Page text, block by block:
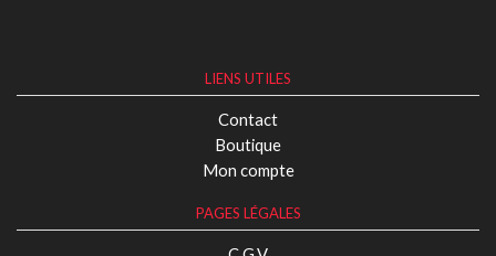
LIENS UTILES
Contact
Boutique
Mon compte
PAGES LÉGALES